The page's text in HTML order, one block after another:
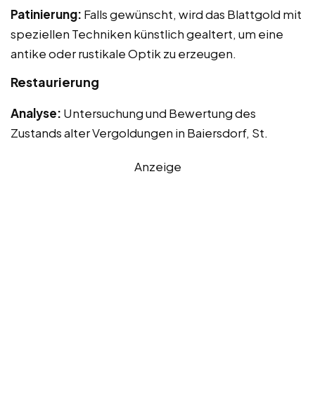
Patinierung: Falls gewünscht, wird das Blattgold mit
speziellen Techniken künstlich gealtert, um eine
antike oder rustikale Optik zu erzeugen.
Restaurierung
Analyse: Untersuchung und Bewertung des
Zustands alter Vergoldungen in Baiersdorf, St.
Anzeige